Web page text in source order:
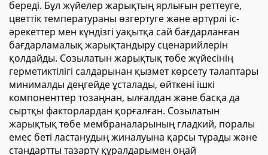
береді. Бұл жүйелер жарықтың ярлығын реттеуге,
цветтік температураны өзгертуге және әртүрлі іс-
әрекеттер мен күндізгі уақытқа сай бағдарланған
бағдарламалық жарықтандыру сценарийлерін
қолдайды. Созылатын жарықтық төбе жүйесінің
герметиктілігі салдарынан қызмет көрсету талаптары
минималды деңгейде ұсталады, өйткені ішкі
компоненттер тозаңнан, ылғалдан және басқа да
сыртқы факторлардан қорғалған. Созылатын
жарықтық төбе мембраналарының гладкий, поралы
емес беті ластанудың жиналуына қарсы тұрады және
стандартты тазарту құралдарымен оңай